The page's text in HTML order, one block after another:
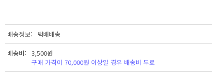
배송정보 택배배송
배송비
3,500원
구매 가격이 70,000원 이상일 경우 배송비 무료